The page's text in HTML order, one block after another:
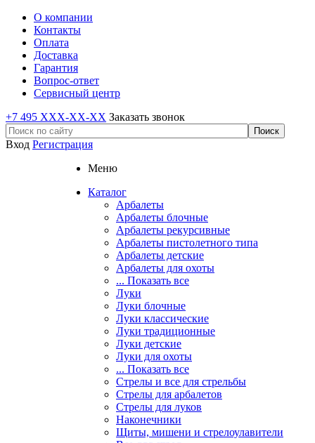
О компании
Контакты
Оплата
Доставка
Гарантия
Вопрос-ответ
Сервисный центр
+7 495 XXX-XX-XX Заказать звонок
Вход Регистрация
Меню
Каталог
Арбалеты
Арбалеты блочные
Арбалеты рекурсивные
Арбалеты пистолетного типа
Арбалеты детские
Арбалеты для охоты
... Показать все
Луки
Луки блочные
Луки классические
Луки традиционные
Луки детские
Луки для охоты
... Показать все
Стрелы и все для стрельбы
Стрелы для арбалетов
Стрелы для луков
Наконечники
Щиты, мишени и стрелоулавители